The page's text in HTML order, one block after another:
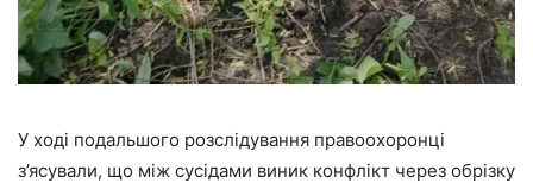
У ході подальшого розслідування правоохоронці
з’ясували, що між сусідами виник конфлікт через обрізку